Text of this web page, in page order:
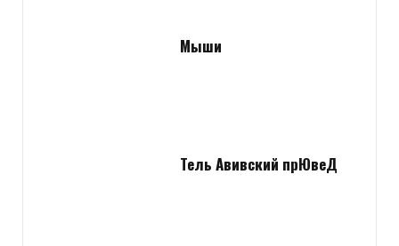
Мыши
Тель Авивский прЮвеД